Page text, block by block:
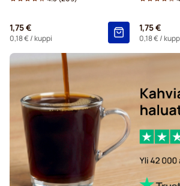
Segafredo-kahvikapselit Nespresso®-
Café René -kahvikapselit Nespresso®-
Caffè Borbone Nespresso®-koneisiin
Kapselit Nespresso®-koneisiin
Merrild-kahvikapselit Nespresso®-
Gevalia-kahvikapselit Nespresso®-koneisiin
1,75 €
0,18 €/ kuppi
1,75 €
0,18 €/